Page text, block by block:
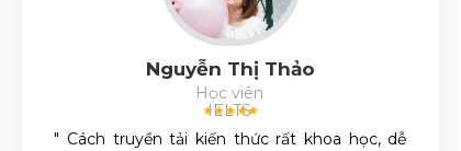
" Cách truyền tải kiến thức rất khoa học, dễ
Nguyễn Thị Thảo
Học viên
IELTS